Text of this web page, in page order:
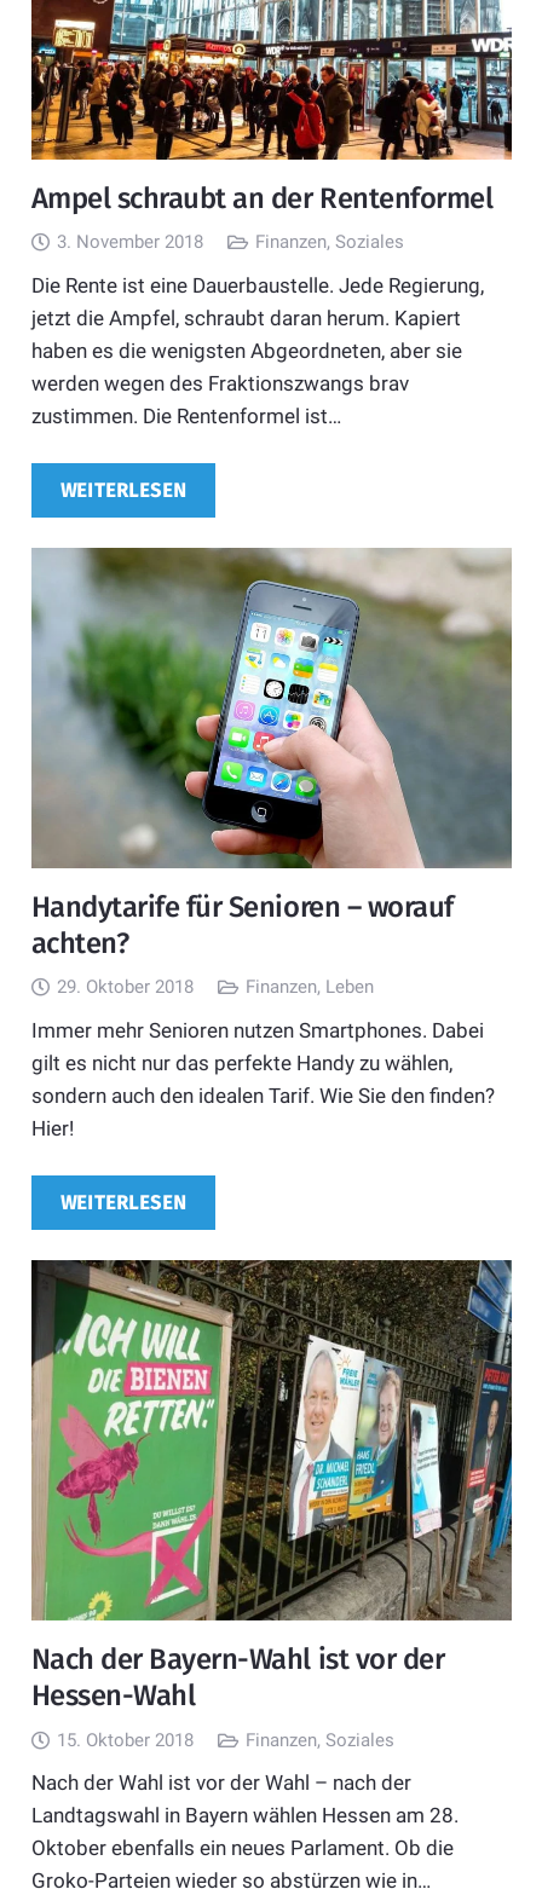
Ampel schraubt an der Rentenformel
3. November 2018 Finanzen,Soziales
Die Rente ist eine Dauerbaustelle. Jede Regierung,
jetzt die Ampfel, schraubt daran herum. Kapiert
haben es die wenigsten Abgeordneten, aber sie
werden wegen des Fraktionszwangs brav
zustimmen. Die Rentenformel ist…
WEITERLESEN
Handytarife für Senioren – worauf
achten?
29. Oktober 2018 Finanzen, Leben
Immer mehr Senioren nutzen Smartphones. Dabei
gilt es nicht nur das perfekte Handy zu wählen,
sondern auch den idealen Tarif. Wie Sie den finden?
Hier!
WEITERLESEN
Nach der Bayern-Wahl ist vor der
Hessen-Wahl
15. Oktober 2018 Finanzen,Soziales
Nach der Wahl ist vor der Wahl – nach der
Landtagswahl in Bayern wählen Hessen am 28.
Oktober ebenfalls ein neues Parlament. Ob die
Groko-Parteien wieder so abstürzen wie in…